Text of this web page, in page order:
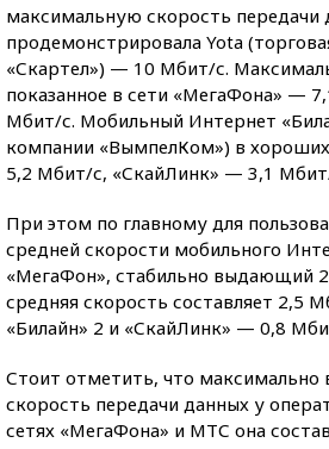
максимальную скорость передачи
продемонстрировала Yota
«Скартел») — 10 Мбит/с.
показанное в сети «МегаФона» —
Мбит/с. Мобильный Интернет
компании «ВымпелКом») в хороших
5,2 Мбит/с, «СкайЛинк» — 3,1
При этом по главному для
средней скорости мобильного
«МегаФон», стабильно выдающий
средняя скорость составляет 2,5
«Билайн» 2 и «СкайЛинк» — 0,8
Стоит отметить, что максимально
скорость передачи данных у
сетях «МегаФона» и МТС она